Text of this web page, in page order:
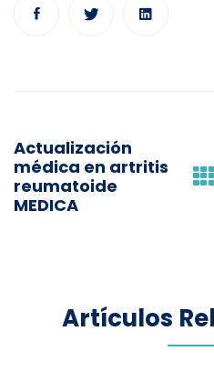
o
s
Actualización
médica en artritis
reumatoide
MEDICA
Artículos